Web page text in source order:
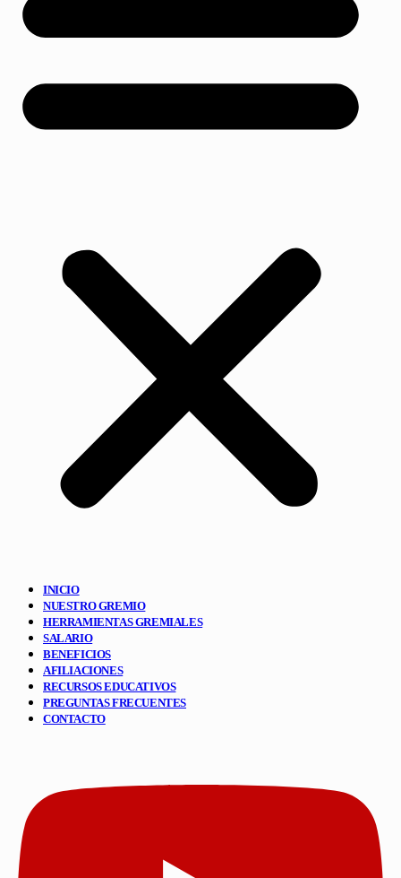
INICIO
NUESTRO GREMIO
HERRAMIENTAS GREMIALES
SALARIO
BENEFICIOS
AFILIACIONES
RECURSOS EDUCATIVOS
PREGUNTAS FRECUENTES
CONTACTO